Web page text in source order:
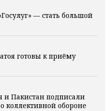
— стать большой
готовы к приёму
и Пакистан подписали
коллективной обороне